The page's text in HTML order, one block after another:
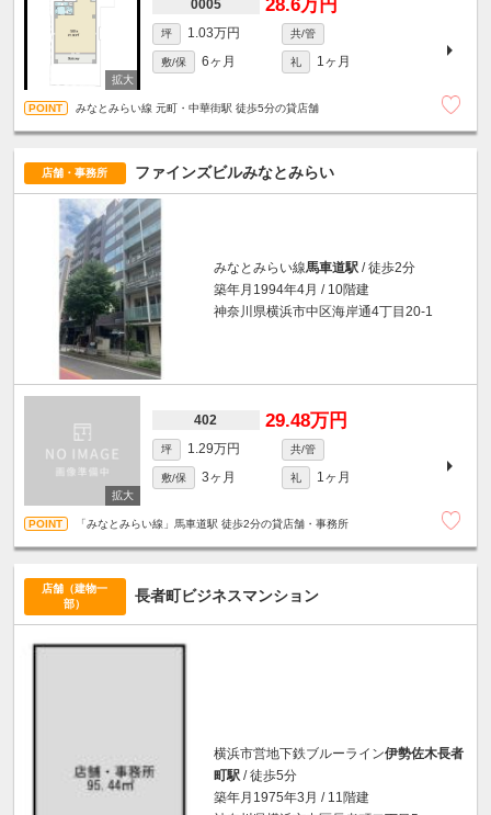
0005 28.6万円
坪 1.03万円 共/管
敷/保 6ヶ月 礼 1ヶ月
みなとみらい線 元町・中華街駅 徒歩5分の貸店舗
店舗・事務所 ファインズビルみなとみらい
みなとみらい線馬車道駅 / 徒歩2分
築年月1994年4月 / 10階建
神奈川県横浜市中区海岸通4丁目20-1
402 29.48万円
坪 1.29万円 共/管
敷/保 3ヶ月 礼 1ヶ月
「みなとみらい線」馬車道駅 徒歩2分の貸店舗・事務所
店舗（建物一
部）
長者町ビジネスマンション
横浜市営地下鉄ブルーライン伊勢佐木長者
町駅 / 徒歩5分
築年月1975年3月 / 11階建